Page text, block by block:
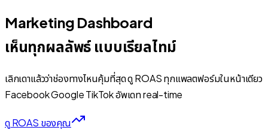
Marketing Dashboard
เห็นทุกผลลัพธ์ แบบเรียลไทม์
เลิกเดาแล้วว่าช่องทางไหนคุ้มที่สุด ดู ROAS ทุกแพลตฟอร์มในหน้าเดียว
Facebook Google TikTok อัพเดท real-time
ดู ROAS ของคุณ